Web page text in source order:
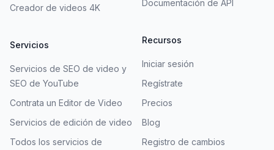
Creador de videos 4K
Servicios
Servicios de SEO de video y
SEO de YouTube
Contrata un Editor de Video
Servicios de edición de video
Todos los servicios de
Documentación de API
Recursos
Iniciar sesión
Regístrate
Precios
Blog
Registro de cambios